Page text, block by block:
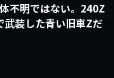
不明ではない。240Z
武装した青い旧車Zだ